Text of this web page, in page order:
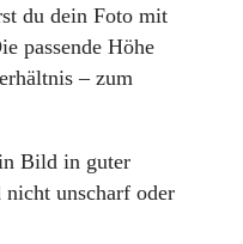
du dein Foto mit
passende Höhe
– zum
Bild in guter
unscharf oder